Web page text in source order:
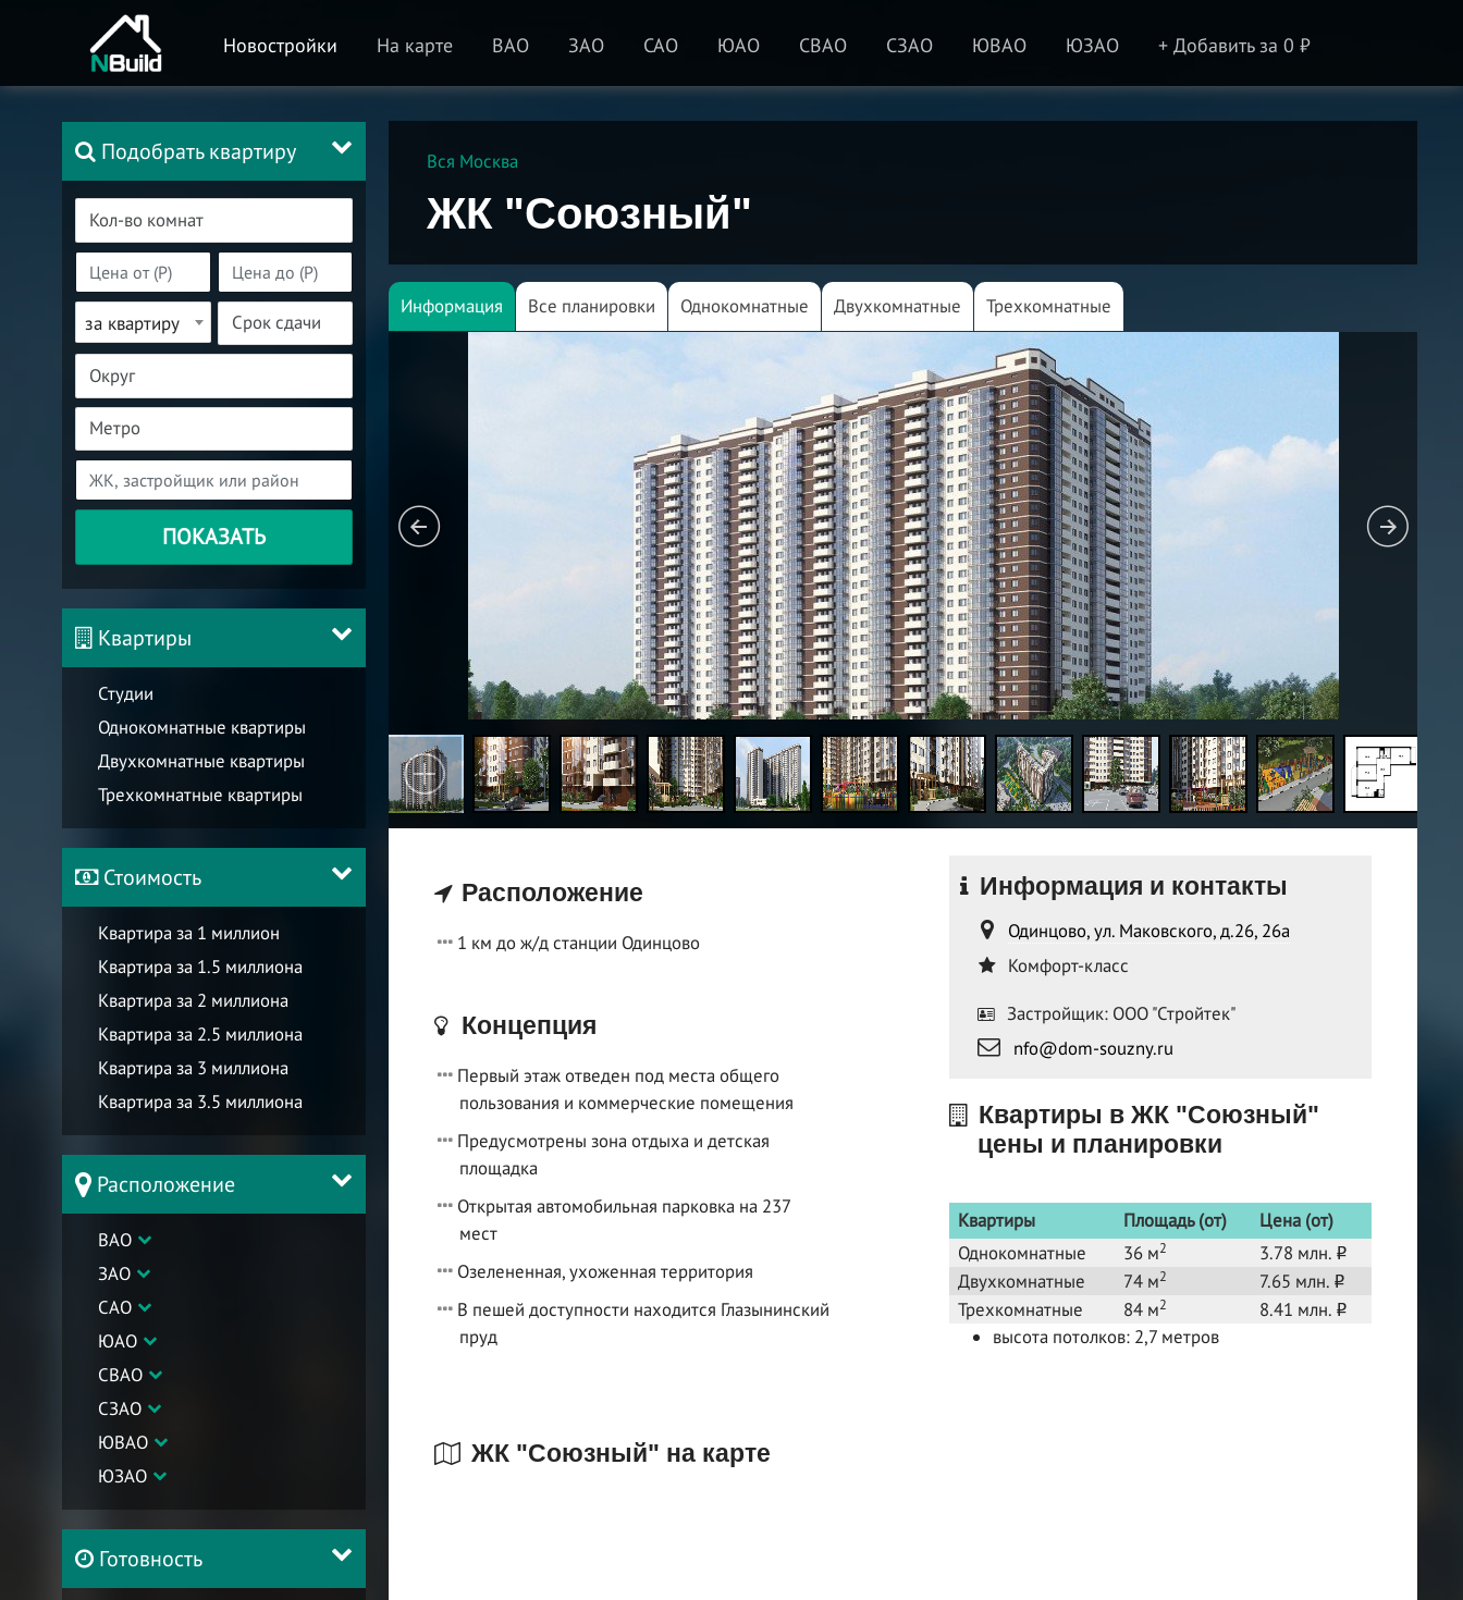
Новостройки На карте ВАО ЗАО САО ЮАО СВАО СЗАО ЮВАО ЮЗАО + Добавить за 0 ₽
Подобрать квартиру
за квартиру
ПОКАЗАТЬ
Квартиры
Студии
Однокомнатные квартиры
Двухкомнатные квартиры
Трехкомнатные квартиры
Стоимость
Квартира за 1 миллион
Квартира за 1.5 миллиона
Квартира за 2 миллиона
Квартира за 2.5 миллиона
Квартира за 3 миллиона
Квартира за 3.5 миллиона
Расположение
ВАО
ЗАО
САО
ЮАО
СВАО
СЗАО
ЮВАО
ЮЗАО
Готовность
Вся Москва
ЖК "Союзный"
Информация Все планировки Однокомнатные Двухкомнатные Трехкомнатные
Расположение
1 км до ж/д станции Одинцово
Концепция
Первый этаж отведен под места общего
пользования и коммерческие помещения
Предусмотрены зона отдыха и детская
площадка
Открытая автомобильная парковка на 237
мест
Озелененная, ухоженная территория
В пешей доступности находится Глазынинский
пруд
Информация и контакты
Одинцово, ул. Маковского, д.26, 26а
Комфорт-класс
Застройщик: ООО "Стройтек"
nfo@dom-souzny.ru
Квартиры в ЖК "Союзный"
цены и планировки
Квартиры Площадь (от)
Цена (от)
Однокомнатные
36 м2 3.78 млн. o
Двухкомнатные 74 м2 7.65 млн. o
Трехкомнатные 84 м2 8.41 млн. o
высота потолков: 2,7 метров
ЖК "Союзный" на карте